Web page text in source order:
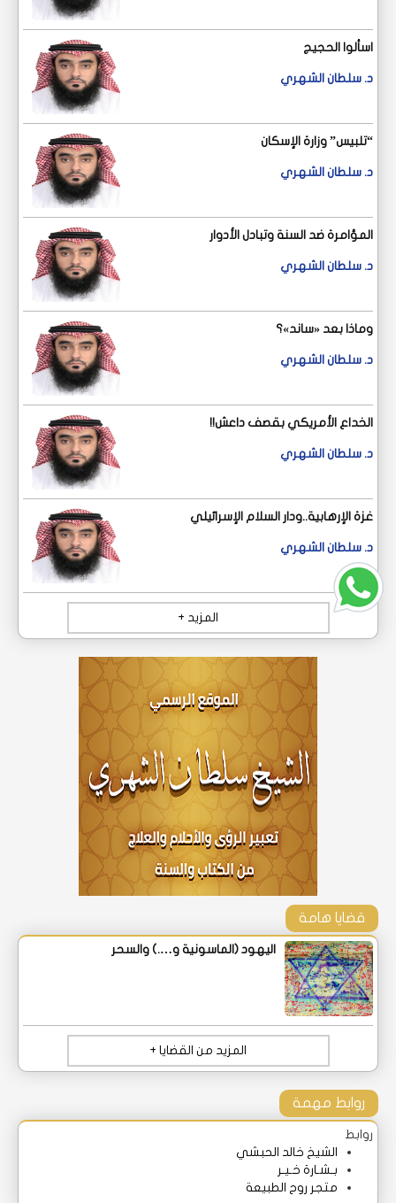
اسألوا الحجيج
د. سلطان الشهري
“تلبيس” وزارة الإسكان
د. سلطان الشهري
المؤامرة ضد السنة وتبادل الأدوار
د. سلطان الشهري
وماذا بعد «ساند»؟
د. سلطان الشهري
الخداع الأمريكي بقصف داعش!!
د. سلطان الشهري
غزة الإرهابية..ودار السلام الإسرائيلي
د. سلطان الشهري
المزيد +
قضايا هامة
اليهود (الماسونية و….) والسحر
المزيد من القضايا +
روابط مهمة
روابط
الشيخ خالد الحبشي
بـشـارة خـيـر
متجر روح الطبيعة